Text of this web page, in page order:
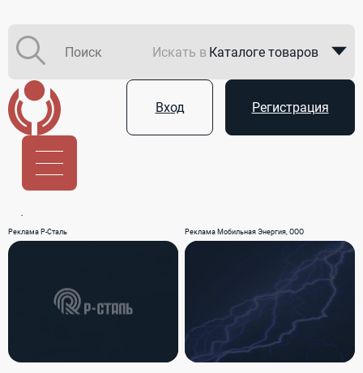
Искать в Каталоге товаров
Вход Регистрация
Реклама Р-Сталь Реклама Мобильная Энергия, ООО